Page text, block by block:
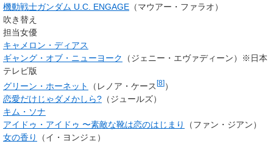
機動戦士ガンダム U.C. ENGAGE （マウアー・ファラオ）
吹き替え
担当女優
キャメロン・ディアス
ギャング・オブ・ニューヨーク
（ジェニー・エヴァディーン）※日本
テレビ版
グリーン・ホーネット
（ レノア・ケース [8] ）
恋愛だけじゃダメかしら? （ジュールズ）
キム・ソナ
アイドゥ・アイドゥ 〜素敵な靴は恋のはじまり
（ファン・ジアン）
女の香り
（イ・ヨンジェ ）